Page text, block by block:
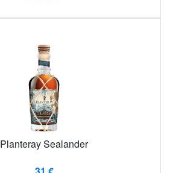
Planteray Sealander